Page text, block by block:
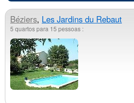
Béziers, Les Jardins du Rebaut
5 quartos para 15 pessoas :